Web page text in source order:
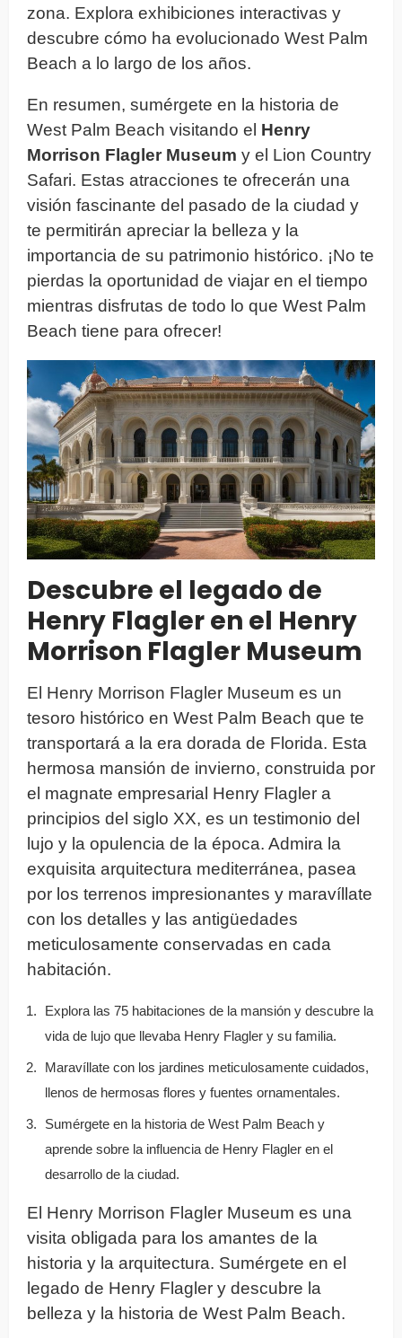
zona. Explora exhibiciones interactivas y
descubre cómo ha evolucionado West Palm
Beach a lo largo de los años.
En resumen, sumérgete en la historia de
West Palm Beach visitando el Henry
Morrison Flagler Museum y el Lion Country
Safari. Estas atracciones te ofrecerán una
visión fascinante del pasado de la ciudad y
te permitirán apreciar la belleza y la
importancia de su patrimonio histórico. ¡No te
pierdas la oportunidad de viajar en el tiempo
mientras disfrutas de todo lo que West Palm
Beach tiene para ofrecer!
Descubre el legado de
Henry Flagler en el Henry
Morrison Flagler Museum
El Henry Morrison Flagler Museum es un
tesoro histórico en West Palm Beach que te
transportará a la era dorada de Florida. Esta
hermosa mansión de invierno, construida por
el magnate empresarial Henry Flagler a
principios del siglo XX, es un testimonio del
lujo y la opulencia de la época. Admira la
exquisita arquitectura mediterránea, pasea
por los terrenos impresionantes y maravíllate
con los detalles y las antigüedades
meticulosamente conservadas en cada
habitación.
Explora las 75 habitaciones de la mansión y descubre la
vida de lujo que llevaba Henry Flagler y su familia.
Maravíllate con los jardines meticulosamente cuidados,
llenos de hermosas flores y fuentes ornamentales.
Sumérgete en la historia de West Palm Beach y
aprende sobre la influencia de Henry Flagler en el
desarrollo de la ciudad.
El Henry Morrison Flagler Museum es una
visita obligada para los amantes de la
historia y la arquitectura. Sumérgete en el
legado de Henry Flagler y descubre la
belleza y la historia de West Palm Beach.